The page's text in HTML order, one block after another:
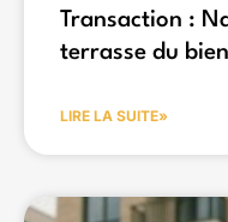
Transaction :
terrasse du
LIRE LA SUITE»